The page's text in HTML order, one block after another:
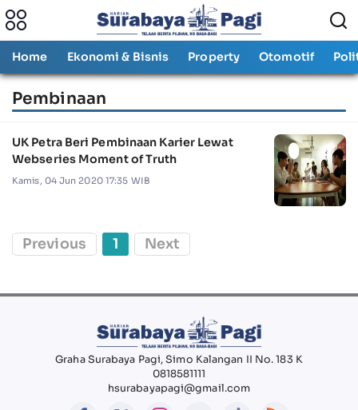
Home Ekonomi & Bisnis Property Otomotif
Pembinaan
UK Petra Beri Pembinaan Karier Lewat
Webseries Moment of Truth
Kamis, 04 Jun 2020 17:35 WIB
Previous 1 Next
Graha Surabaya Pagi, Simo Kalangan II No. 183 K
0818581111
hsurabayapagi@gmail.com